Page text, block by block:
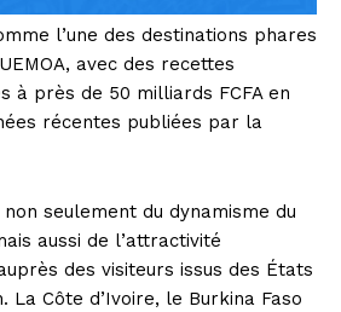
l’une des destinations phares
avec des recettes
à près de 50 milliards FCFA en
récentes publiées par la
seulement du dynamisme du
aussi de l’attractivité
des visiteurs issus des États
La Côte d’Ivoire, le Burkina Faso